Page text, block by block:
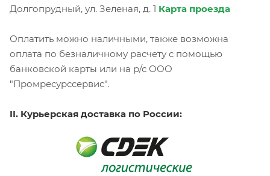
Долгопрудный, ул. Зеленая, д. 1 Карта проезда
Оплатить можно наличными, также возможна
оплата по безналичному расчету с помощью
банковской карты или на р/с ООО
"Промресурссервис".
II. Курьерская доставка по России: